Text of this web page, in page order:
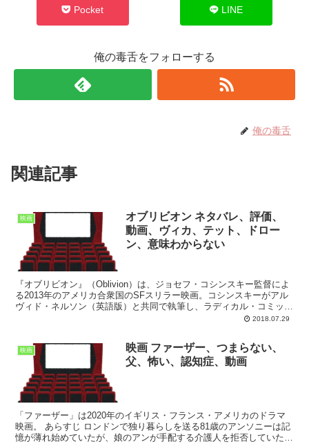
Pocket LINE
俺の毒舌をフォローする
俺の毒舌
関連記事
映画
オブリビオン ネタバレ、評価、
動画、ヴィカ、テット、ドロー
ン、意味わからない
『オブリビオン』（Oblivion）は、ジョセフ・コシンスキー監督によ
る2013年のアメリカ合衆国のSFスリラー映画。コシンスキーがアル
ヴィド・ネルソン（英語版）と共同で執筆し、ラディカル・コミック
2018.07.29
映画
映画 ファーザー、つまらない、
父、怖い、認知症、動画
「ファーザー」は2020年のイギリス・フランス・アメリカのドラマ
映画。 あらすじ ロンドンで独り暮らしを送る81歳のアンソニーは記
憶が薄れ始めていたが、娘のアンが手配する介護人を拒否していた。